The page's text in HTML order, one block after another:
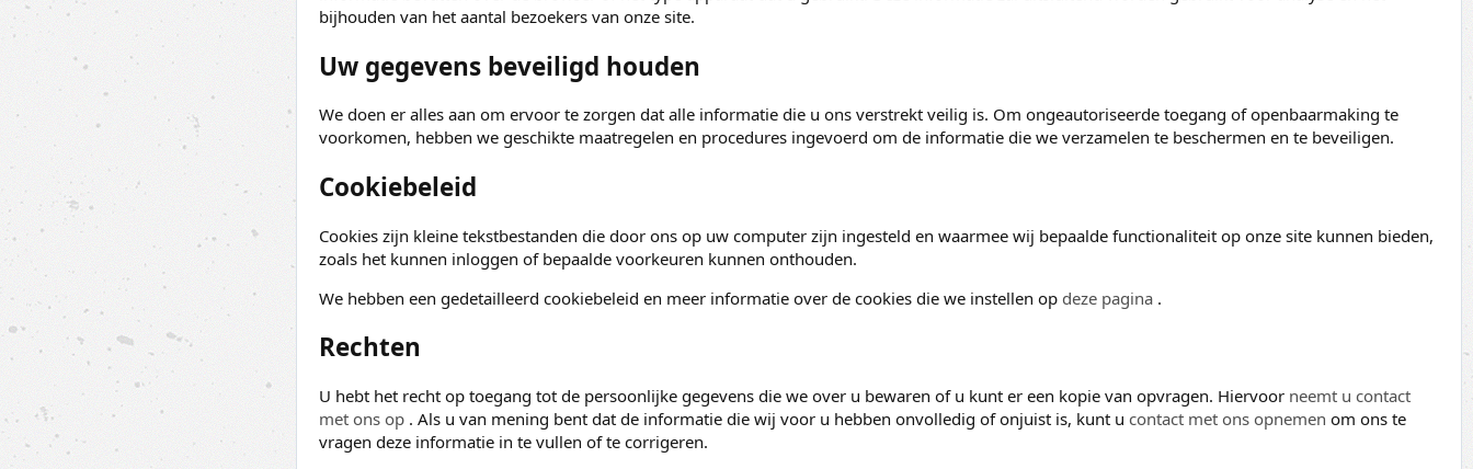
bijhouden van het aantal bezoekers van onze site.
Uw gegevens beveiligd houden
We doen er alles aan om ervoor te zorgen dat alle informatie die u ons verstrekt veilig is. Om ongeautoriseerde toegang of openbaarmaking te
voorkomen, hebben we geschikte maatregelen en procedures ingevoerd om de informatie die we verzamelen te beschermen en te beveiligen.
Cookiebeleid
Cookies zijn kleine tekstbestanden die door ons op uw computer zijn ingesteld en waarmee wij bepaalde functionaliteit op onze site kunnen bieden,
zoals het kunnen inloggen of bepaalde voorkeuren kunnen onthouden.
We hebben een gedetailleerd cookiebeleid en meer informatie over de cookies die we instellen op deze pagina .
Rechten
U hebt het recht op toegang tot de persoonlijke gegevens die we over u bewaren of u kunt er een kopie van opvragen. Hiervoor neemt u contact
met ons op . Als u van mening bent dat de informatie die wij voor u hebben onvolledig of onjuist is, kunt u contact met ons opnemen om ons te
vragen deze informatie in te vullen of te corrigeren.